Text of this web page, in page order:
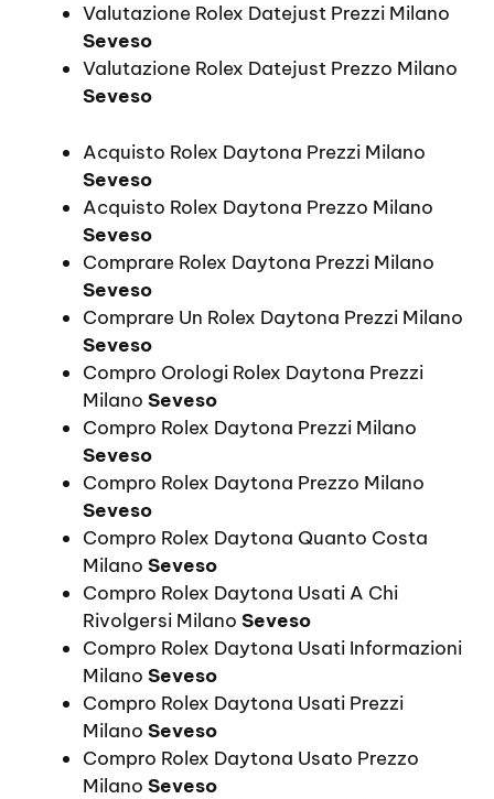
Valutazione Rolex Datejust Prezzi Milano
Seveso
Valutazione Rolex Datejust Prezzo Milano
Seveso
Acquisto Rolex Daytona Prezzi Milano
Seveso
Acquisto Rolex Daytona Prezzo Milano
Seveso
Comprare Rolex Daytona Prezzi Milano
Seveso
Comprare Un Rolex Daytona Prezzi Milano
Seveso
Compro Orologi Rolex Daytona Prezzi
Milano Seveso
Compro Rolex Daytona Prezzi Milano
Seveso
Compro Rolex Daytona Prezzo Milano
Seveso
Compro Rolex Daytona Quanto Costa
Milano Seveso
Compro Rolex Daytona Usati A Chi
Rivolgersi Milano Seveso
Compro Rolex Daytona Usati Informazioni
Milano Seveso
Compro Rolex Daytona Usati Prezzi
Milano Seveso
Compro Rolex Daytona Usato Prezzo
Milano Seveso